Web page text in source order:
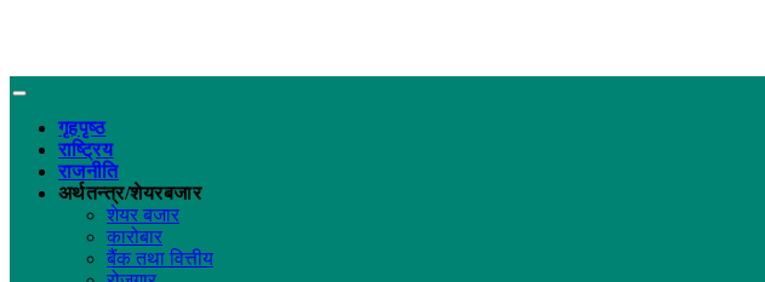
गृहपृष्ठ
राष्ट्रिय
राजनीति
अर्थतन्त्र/शेयरबजार
शेयर बजार
कारोबार
बैंक तथा वित्तीय